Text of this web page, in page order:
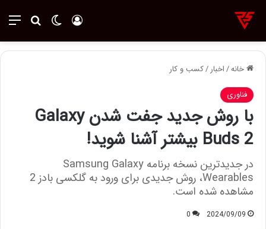
تغییر پوسته ورود
خانه/اخبار/کسب و کار
فناوری
با روش جدید جفت شدن Galaxy
Buds 2 بیشتر آشنا شوید!
در جدیدترین نسخه برنامه Samsung Galaxy
Wearables، روش جدیدی برای ورود به گلکسی بادز 2
مشاهده شده است.
2024/09/09
0